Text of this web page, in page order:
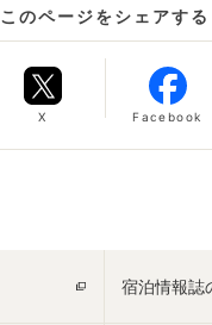
このページをシェアする
X Facebook
宿泊情報誌